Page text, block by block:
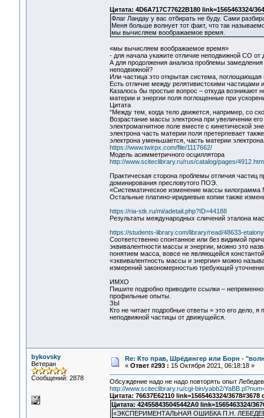
Цитата: 4D6A717C77622B180 link=1565463324/
Флаг Ландау у вас отбирать не буду. Сами
Меня больше волнует тот факт, что так
мы вычисляем воображаемое время.
«мы вычисляем воображаемое время»
- для начала укажите отличие неподвижной СО от
А для продолжения анализа проблемы
неподвижной?
Или частица это открытая система,
Есть отличие между релятивистскими
Казалось бы простые вопрос – откуда возникают
материи и энергии поля поглощенные при
Цитата
“Между тем, когда тело движется, например, со
Возрастание массы электрона при увеличении
электромагнитное поле вместе с кинетической
электрона часть материи поля претерпевает
электрона уменьшается, часть материи
https://www.twirpx.com/file/1117662/
Модель асимметричного осциллятора
http://www.sciteclibrary.ru/rus/catalog/pages/
Практическая сторона проблемы отличия
доминирования пресловутого ПОЭ.
«Систематическое изменение массы килограмма
Остальные платино-иридиевые копии также
https://ria-stk.ru/mi/adetail.php?ID=44188
Результаты международных сличений эталона
https://students-library.com/library/read/48633-
Соответственно спонтанное или без видимой
эквивалентности массы и энергии, можно это
понятием масса, вовсе не являющейся
«эквивалентность массы и энергии» можно
измерений закономерностью требующей
ИМХО
Пишите подробно приводите ссылки –
профильные опыты.
ЗЫ
Кто не читает подробные ответы = это его дело,
неподвижной частицы от движущейся.
bykovsky
Ветеран
Сообщений: 2878
Re: Кто прав, Шрёдингер или Борн -
« Ответ #293 : 15 Октября 2021, 06:18:18 »
Обсуждение надо не надо повторять опыт
http://www.sciteclibrary.ru/cgi-bin/yabb2/
Цитата: 76637E62110 link=1565463324/3678#3678
Цитата: 424558435045442A0 link=1565463324/
«ЭКСПЕРИМЕНТАЛЬНАЯ ОШИБКА П.Н.